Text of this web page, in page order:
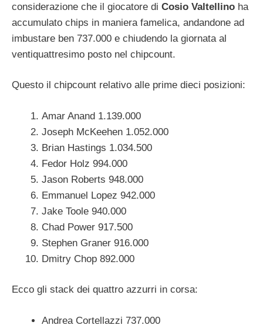
considerazione che il giocatore di Cosio Valtellino ha
accumulato chips in maniera famelica, andandone ad
imbustare ben 737.000 e chiudendo la giornata al
ventiquattresimo posto nel chipcount.
Questo il chipcount relativo alle prime dieci posizioni:
Amar Anand 1.139.000
Joseph McKeehen 1.052.000
Brian Hastings 1.034.500
Fedor Holz 994.000
Jason Roberts 948.000
Emmanuel Lopez 942.000
Jake Toole 940.000
Chad Power 917.500
Stephen Graner 916.000
Dmitry Chop 892.000
Ecco gli stack dei quattro azzurri in corsa:
Andrea Cortellazzi 737.000